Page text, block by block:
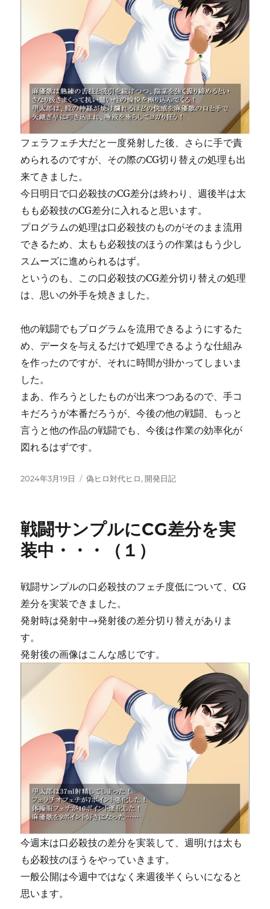
フェラフェチ大だと一度発射した後、さらに手で責
められるのですが、その際のCG切り替えの処理も出
来てきました。
今日明日で口必殺技のCG差分は終わり、週後半は太
もも必殺技のCG差分に入れると思います。
プログラムの処理は口必殺技のものがそのまま流用
できるため、太もも必殺技のほうの作業はもう少し
スムーズに進められるはず。
というのも、この口必殺技のCG差分切り替えの処理
は、思いの外手を焼きました。
他の戦闘でもプログラムを流用できるようにするた
め、データを与えるだけで処理できるような仕組み
を作ったのですが、それに時間が掛かってしまいま
した。
まあ、作ろうとしたものが出来つつあるので、手コ
キだろうが本番だろうが、今後の他の戦闘、もっと
言うと他の作品の戦闘でも、今後は作業の効率化が
図れるはずです。
投
2024年3月19日
カ
ー
偽ヒロ対代ヒロ, 開発日記
戦闘サンプルにCG差分を実
装中・・・（１）
戦闘サンプルの口必殺技のフェチ度低について、CG
差分を実装できました。
発射時は発射中→発射後の差分切り替えがありま
す。
発射後の画像はこんな感じです。
今週末は口必殺技の差分を実装して、週明けは太も
も必殺技のほうをやっていきます。
一般公開は今週中ではなく来週後半くらいになると
思います。